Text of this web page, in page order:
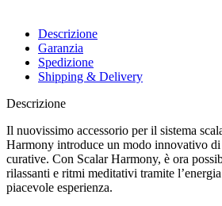
Descrizione
Garanzia
Spedizione
Shipping & Delivery
Descrizione
Il nuovissimo accessorio per il sistema
Harmony introduce un modo innovativo
curative. Con Scalar Harmony, è ora
rilassanti e ritmi meditativi tramite
piacevole esperienza.